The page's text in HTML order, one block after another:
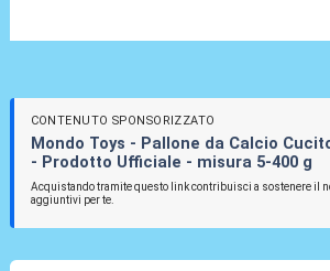
CONTENUTO SPONSORIZZATO
Mondo Toys - Pallone da Calcio
- Prodotto Ufficiale - misura 5-400 g
Acquistando tramite questo link contribuisci a sostenere il
aggiuntivi per te.